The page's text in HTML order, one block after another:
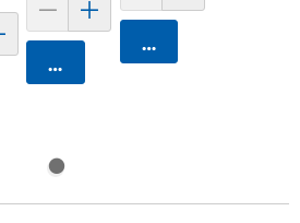
담기
카트에 담기
카트에 담기